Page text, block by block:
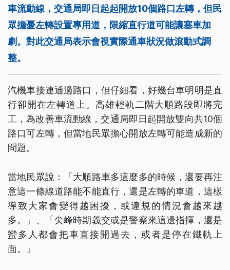
車流動線，交通局即日起起開放10個路口左轉，但民
眾擔憂左轉設置專用道，限縮直行道可能讓塞車加
劇。對此交通局表示會視實際通車狀況做滾動式調
整。
汽機車接連通過路口，但仔細看，好幾台車明明是直
行卻開在左轉道上。高雄輕軌二階大順路段即將完
工，為改善車流動線，交通局即日起開放雙向共10個
路口可左轉，但當地民眾擔心開放左轉可能造成新的
問題。
當地民眾說：「大順路車多這麼多的時候，還要再注
意這一條線道路能不能直行，還是左轉的車道，這樣
導致大家會變得越困擾，或違規的情況會越來越
多。」、「尖峰時期義交或是警察來這邊指揮，還是
蠻多人都會把車直接開過去，或者是停在鐵軌上
面。」